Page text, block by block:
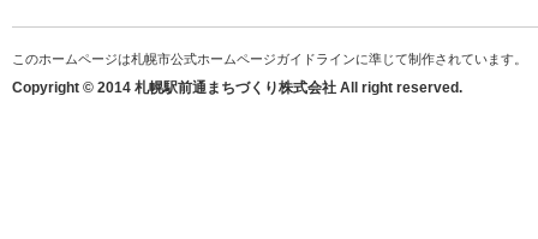
このホームページは札幌市公式ホームページガイドラインに準じて制作されています。
Copyright © 2014 札幌駅前通まちづくり株式会社 All right reserved.